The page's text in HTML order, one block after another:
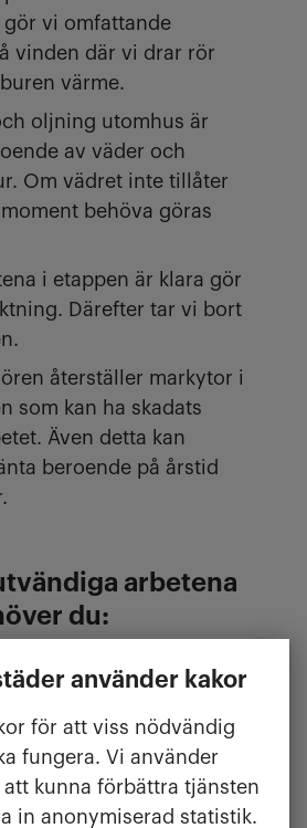
använder kakor
för att viss nödvändig
fungera. Vi använder
kunna förbättra tjänsten
in anonymiserad statistik.
gör vi omfattande
vinden där vi drar rör
värme.
oljning utomhus är
av väder och
Om vädret inte tillåter
behöva göras
i etappen är klara gör
Därefter tar vi bort
återställer markytor i
som kan ha skadats
Även detta kan
beroende på årstid
arbetena
du:
egna altaner eller
konstruktioner och gör
Det ska vara
fritt från fasad. Ta
altan inklusive reglar,
plank, växter och